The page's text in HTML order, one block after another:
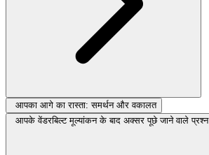
आपका आगे का रास्ता: समर्थन और वकालत
आपके वेंडरबिल्ट मूल्यांकन के बाद अक्सर पूछे जाने वाले प्रश्न